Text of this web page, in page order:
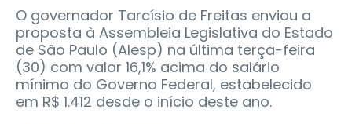
O governador Tarcísio de Freitas enviou a
proposta à Assembleia Legislativa do Estado
de São Paulo (Alesp) na última terça-feira
(30) com valor 16,1% acima do salário
mínimo do Governo Federal, estabelecido
em R$ 1.412 desde o início deste ano.